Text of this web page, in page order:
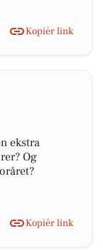
Kopiér link
ekstra
Og
Kopiér link